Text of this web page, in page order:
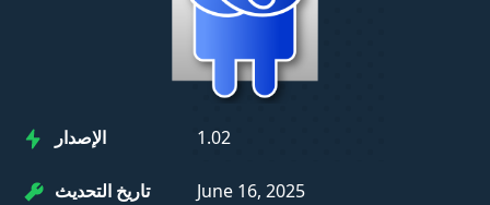
الإصدار 1.02
تاريخ التحديث June 16, 2025